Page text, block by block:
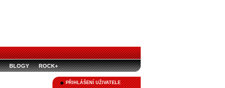
BLOGY ROCK+
PŘIHLÁŠENÍ UŽIVATELE